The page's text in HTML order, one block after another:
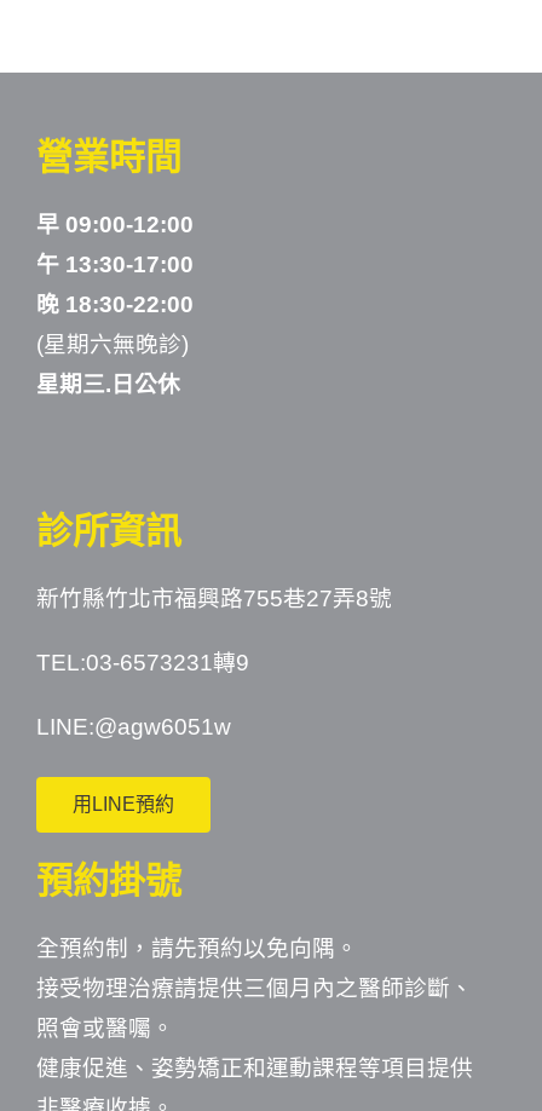
營業時間
早 09:00-12:00
午 13:30-17:00
晚 18:30-22:00
(星期六無晚診)
星期三.日公休
診所資訊
新竹縣竹北市福興路755巷27弄8號
TEL:03-6573231轉9
LINE:@agw6051w
用LINE預約
預約掛號
全預約制，請先預約以免向隅。
接受物理治療請提供三個月內之醫師診斷、
照會或醫囑。
健康促進、姿勢矯正和運動課程等項目提供